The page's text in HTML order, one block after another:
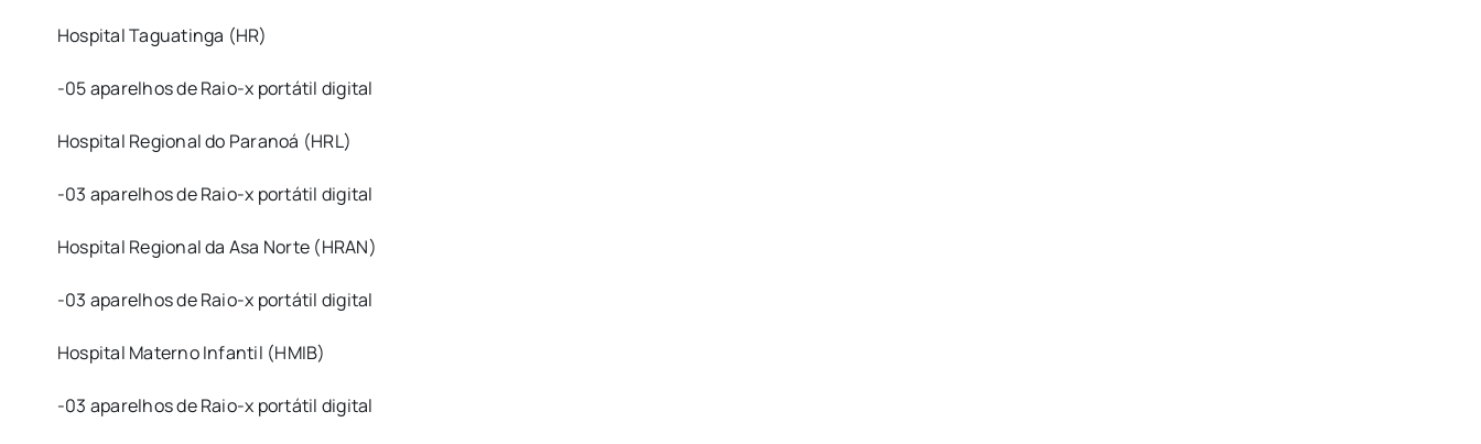
Hospital Taguatinga (HR)
-05 aparelhos de Raio-x portátil digital
Hospital Regional do Paranoá (HRL)
-03 aparelhos de Raio-x portátil digital
Hospital Regional da Asa Norte (HRAN)
-03 aparelhos de Raio-x portátil digital
Hospital Materno Infantil (HMIB)
-03 aparelhos de Raio-x portátil digital